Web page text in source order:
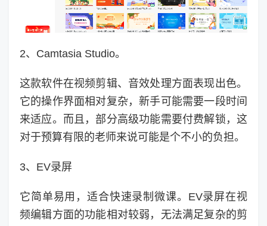
2、Camtasia Studio。
这款软件在视频剪辑、音效处理方面表现出色。
它的操作界面相对复杂，新手可能需要一段时间
来适应。而且，部分高级功能需要付费解锁，这
对于预算有限的老师来说可能是个不小的负担。
3、EV录屏
它简单易用，适合快速录制微课。EV录屏在视
频编辑方面的功能相对较弱，无法满足复杂的剪